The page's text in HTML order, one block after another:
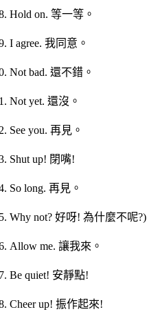
Hold on. 等一等。
I agree. 我同意。
Not bad. 還不錯。
Not yet. 還沒。
See you. 再見。
Shut up! 閉嘴!
So long. 再見。
Why not? 好呀! 為什麼不呢?)
Allow me. 讓我來。
Be quiet! 安靜點!
Cheer up! 振作起來!